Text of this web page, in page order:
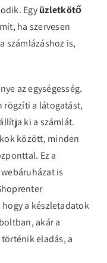
Együzletkötő
ha szervesen
számlázáshoz is,
az egységesség.
rögzíti a látogatást,
ki a számlát.
között, minden
Ez a
is
a készletadatok
akár a
eladás, a